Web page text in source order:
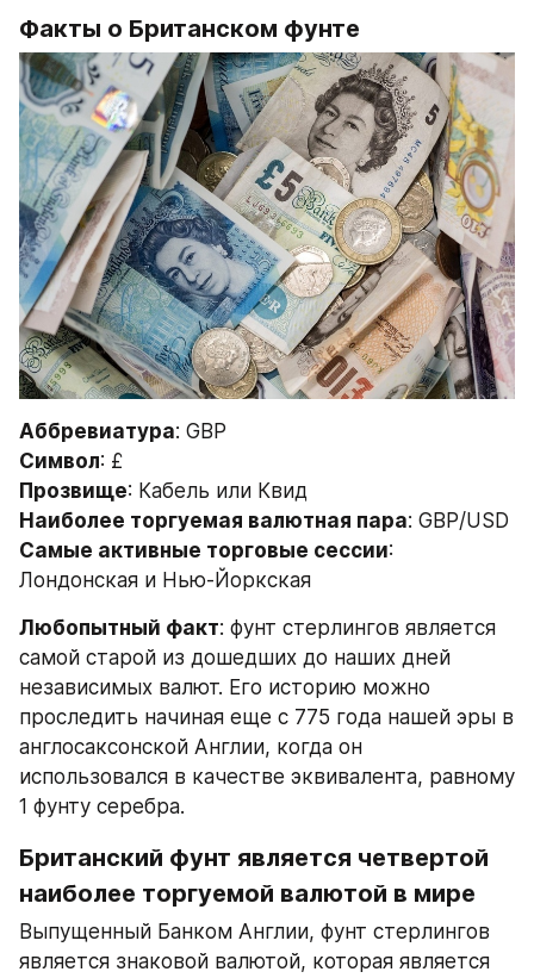
Факты о Британском фунте
Аббревиатура: GBP
Символ: £
Прозвище: Кабель или Квид
Наиболее торгуемая валютная пара: GBP/USD
Самые активные торговые сессии:
Лондонская и Нью-Йоркская
Любопытный факт: фунт стерлингов является
самой старой из дошедших до наших дней
независимых валют. Его историю можно
проследить начиная еще с 775 года нашей эры в
англосаксонской Англии, когда он
использовался в качестве эквивалента, равному
1 фунту серебра.
Британский фунт является четвертой
наиболее торгуемой валютой в мире
Выпущенный Банком Англии, фунт стерлингов
является знаковой валютой, которая является